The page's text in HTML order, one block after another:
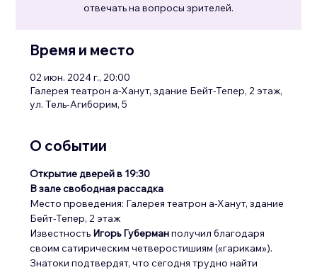
отвечать на вопросы зрителей.
Время и место
02 июн. 2024 г., 20:00
Галерея театрон а-Ханут, здание Бейт-Тепер, 2 этаж,
ул. Тель-Агиборим, 5
О событии
Открытие дверей в 19:30
В зале свободная рассадка
Место проведения: Галерея театрон а-Ханут, здание
Бейт-Тепер, 2 этаж
Известность Игорь Губерман получил благодаря
своим сатирическим четверостишиям («гарикам»).
Знатоки подтвердят, что сегодня трудно найти